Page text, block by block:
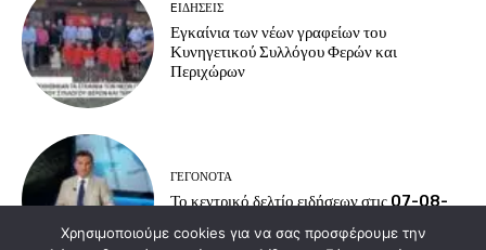
EΙΔΗΣΕΙΣ
Εγκαίνια των νέων γραφείων του
Κυνηγετικού Συλλόγου Φερών και
Περιχώρων
ΓΕΓΟΝΟΤΑ
Το κεντρικό δελτίο ειδήσεων στις 07-08-
Χρησιμοποιούμε cookies για να σας προσφέρουμε την